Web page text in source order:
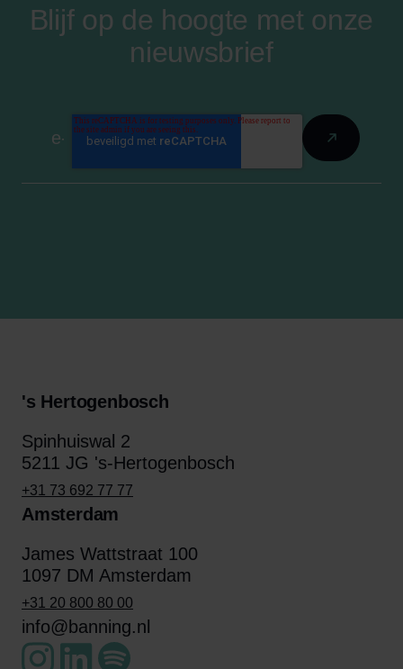
Blijf op de hoogte met onze
nieuwsbrief
's Hertogenbosch
Spinhuiswal 2
5211 JG 's-Hertogenbosch
+31 73 692 77 77
Amsterdam
James Wattstraat 100
1097 DM Amsterdam
+31 20 800 80 00
info@banning.nl